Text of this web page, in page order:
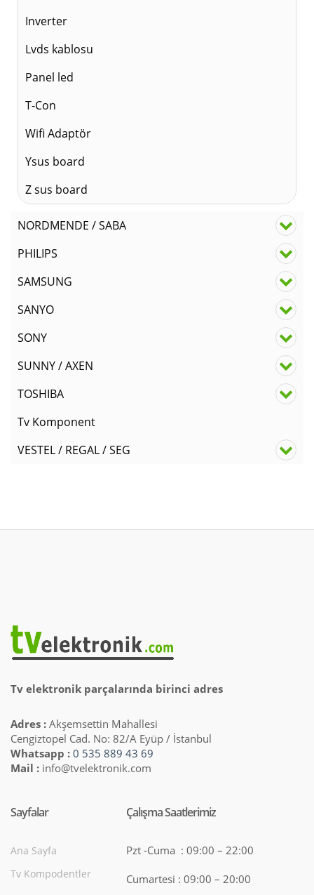
Inverter
Lvds kablosu
Panel led
T-Con
Wifi Adaptör
Ysus board
Z sus board
NORDMENDE / SABA
PHILIPS
SAMSUNG
SANYO
SONY
SUNNY / AXEN
TOSHIBA
Tv Komponent
VESTEL / REGAL / SEG
Tv elektronik parçalarında birinci adres
Adres : Akşemsettin Mahallesi
Cengiztopel Cad. No: 82/A Eyüp / İstanbul
Whatsapp : 0 535 889 43 69
Mail : info@tvelektronik.com
Sayfalar
Ana Sayfa
Tv Kompodentler
Çalışma Saatlerimiz
Pzt -Cuma : 09:00 – 22:00
Cumartesi : 09:00 – 20:00